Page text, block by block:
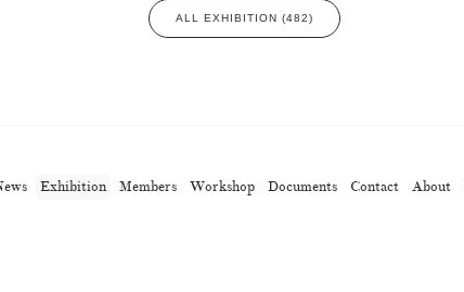
ALL EXHIBITION (482)
Exhibition Members Workshop Documents Contact About